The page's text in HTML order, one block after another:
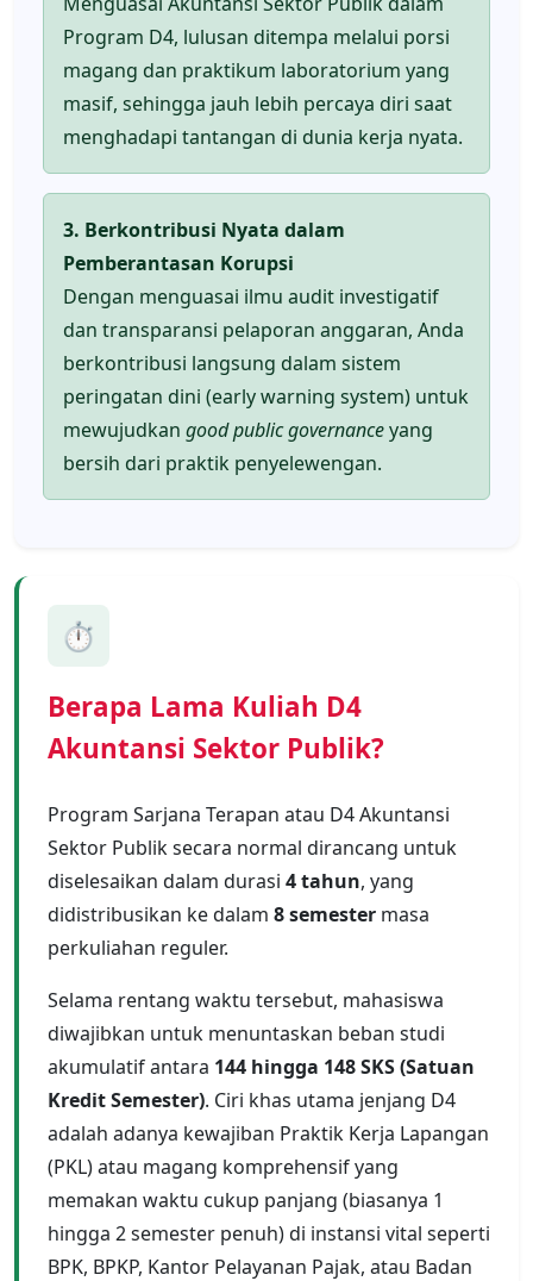
Program D4, lulusan ditempa melalui porsi
magang dan praktikum laboratorium yang
masif, sehingga jauh lebih percaya diri saat
menghadapi tantangan di dunia kerja nyata.
3. Berkontribusi Nyata dalam
Pemberantasan Korupsi
Dengan menguasai ilmu audit investigatif
dan transparansi pelaporan anggaran, Anda
berkontribusi langsung dalam sistem
peringatan dini (early warning system) untuk
mewujudkan good public governanceyang
bersih dari praktik penyelewengan.
⏱️
Berapa Lama Kuliah D4
Akuntansi Sektor Publik?
Program Sarjana Terapan atau D4 Akuntansi
Sektor Publik secara normal dirancang untuk
diselesaikan dalam durasi 4 tahun, yang
didistribusikan ke dalam 8 semester masa
perkuliahan reguler.
Selama rentang waktu tersebut, mahasiswa
diwajibkan untuk menuntaskan beban studi
akumulatif antara 144 hingga 148 SKS (Satuan
Kredit Semester). Ciri khas utama jenjang D4
adalah adanya kewajiban Praktik Kerja Lapangan
(PKL) atau magang komprehensif yang
memakan waktu cukup panjang (biasanya 1
hingga 2 semester penuh) di instansi vital seperti
BPK, BPKP, Kantor Pelayanan Pajak, atau Badan